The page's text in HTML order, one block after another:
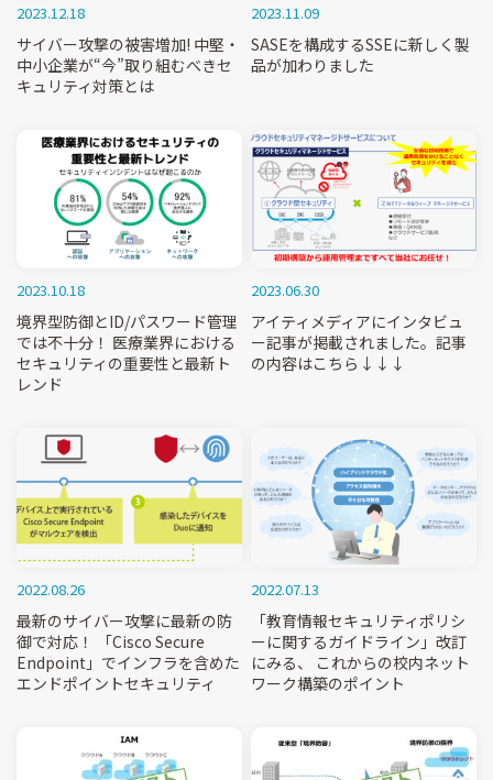
2023.12.18
サイバー攻撃の被害増加! 中堅・
中小企業が“今”取り組むべきセ
キュリティ対策とは
2023.11.09
SASEを構成するSSEに新しく製
品が加わりました
2023.10.18
境界型防御とID/パスワード管理
では不十分！ 医療業界における
セキュリティの重要性と最新ト
レンド
2023.06.30
アイティメディアにインタビュ
ー記事が掲載されました。記事
の内容はこちら↓↓↓
2022.08.26
最新のサイバー攻撃に最新の防
御で対応！ 「Cisco Secure
Endpoint」でインフラを含めた
エンドポイントセキュリティ
2022.07.13
「教育情報セキュリティポリシ
ーに関するガイドライン」改訂
にみる、 これからの校内ネット
ワーク構築のポイント